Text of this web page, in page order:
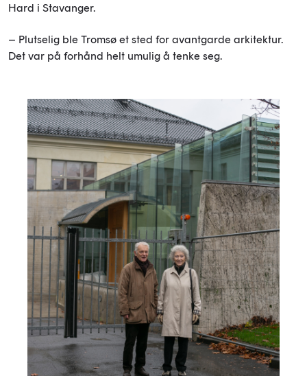
Hard i Stavanger.
– Plutselig ble Tromsø et sted for avantgarde arkitektur.
Det var på forhånd helt umulig å tenke seg.